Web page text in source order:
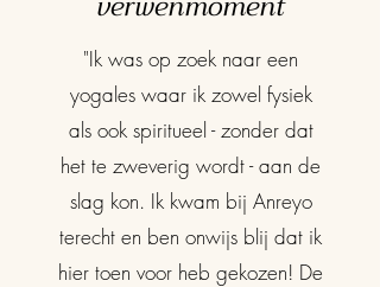
"Ik was op zoek naar een
yogales waar ik zowel fysiek
als ook spiritueel - zonder dat
het te zweverig wordt - aan de
slag kon. Ik kwam bij Anreyo
terecht en ben onwijs blij dat ik
hier toen voor heb gekozen! De